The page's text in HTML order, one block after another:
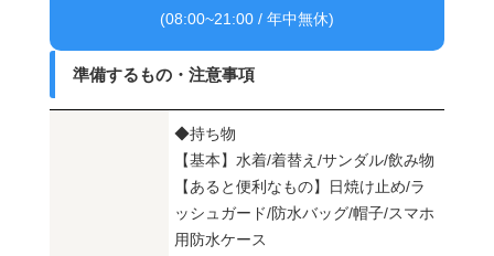
(08:00~21:00 / 年中無休)
準備するもの・注意事項
◆持ち物
【基本】水着/着替え/サンダル/飲み物
【あると便利なもの】日焼け止め/ラ
ッシュガード/防水バッグ/帽子/スマホ
用防水ケース